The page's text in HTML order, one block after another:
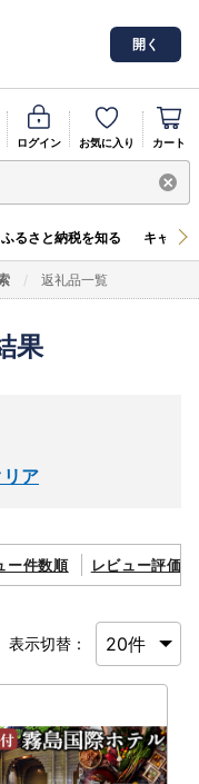
開く
ログイン お気に入り カート
ふるさと納税を知る キャン
返礼品一覧
果
ア
ー件数順 レビュー評価順
表示切替：